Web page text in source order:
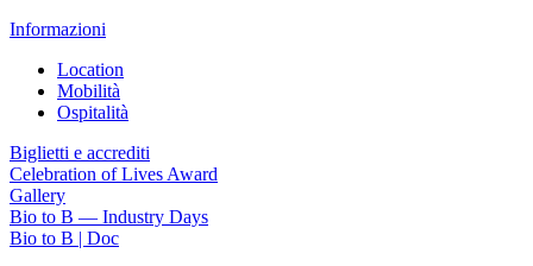
Informazioni
Location
Mobilità
Ospitalità
Biglietti e accrediti
Celebration of Lives Award
Gallery
Bio to B — Industry Days
Bio to B | Doc